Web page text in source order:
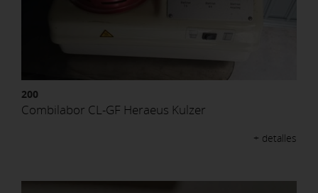
200
Combilabor CL-GF Heraeus Kulzer
+ detalles